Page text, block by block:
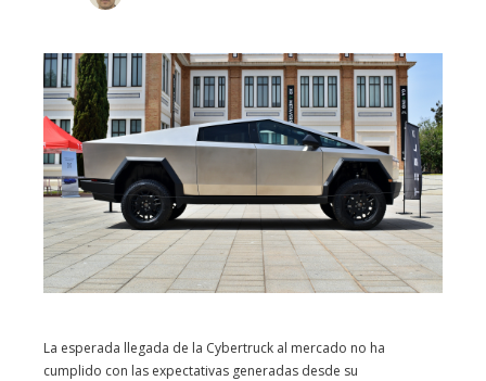
La esperada llegada de la Cybertruck al mercado no ha
cumplido con las expectativas generadas desde su